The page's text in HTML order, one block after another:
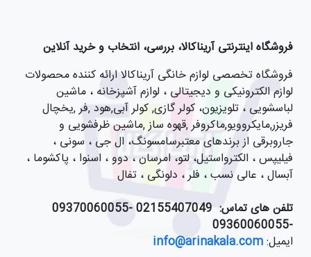
فروشگاه اینترنتی آریناکالا، بررسی، انتخاب و خرید آنلاین
فروشگاه تخصصی لوازم خانگی آریناکالا ارائه کننده محصولات
لوازم الکترونیکی و دیجیتالی ، لوازم آشپزخانه ، ماشین
لباسشویی ، تلویزیون، کولر گازی, کولر آبی,هود ,فر ,یخچال
فریزر,مایکروویو,ماکروفر ,قهوه ساز ,ماشین ظرفشویی و
جاروبرقی از برندهای معتبرسامسونگ، ال جی ، سونی ،
فیلیپس ، الکترواستیل، لتو، امرسان ، دوو ، اسنوا ، پاکشوما ،
آبسال ، عالی نسب ، فلر ، دلونگی ، تفال
تلفن های تماس:
021
55407049 -09370060055
-09360060055
ایمیل:info@arinakala.com